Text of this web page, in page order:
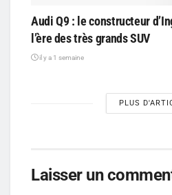
Audi Q9 : le constructeur
l’ère des très grands SUV
il y a 1 semaine
PLUS
Laisser un